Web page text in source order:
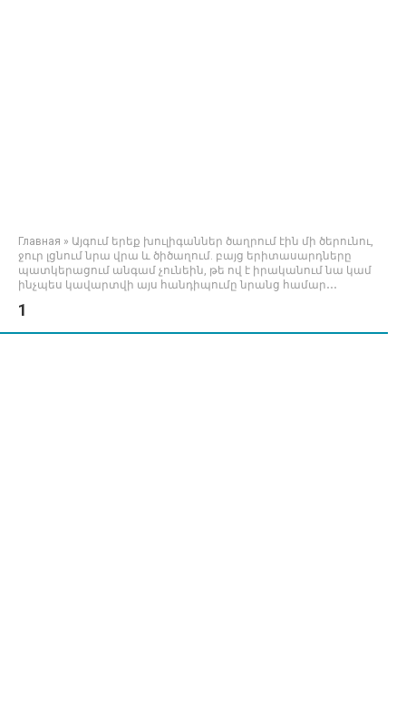
Главная » Այգում երեք խուլիգաններ ծաղրում էին մի ծերունու,
ջուր լցնում նրա վրա և ծիծաղում. բայց երիտասարդները
պատկերացում անգամ չունեին, թե ով է իրականում նա կամ
ինչպես կավարտվի այս հանդիպումը նրանց համար․․․
1